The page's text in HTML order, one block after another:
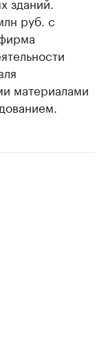
руб. с
материалами